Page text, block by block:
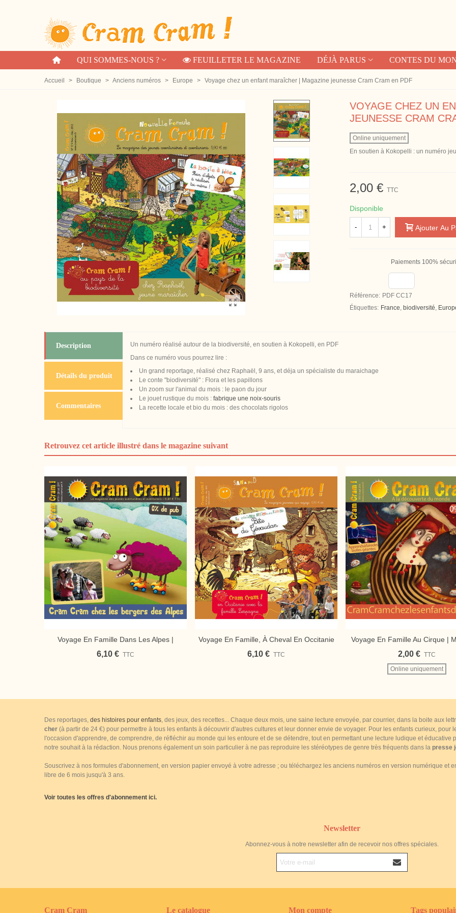
QUI SOMMES-NOUS ? FEUILLETER LE MAGAZINE DÉJÀ PARUS CONTES DU
Accueil > Boutique > Anciens numéros > Europe > Voyage chez un enfant maraîcher | Magazine jeunesse Cram Cram en PDF
VOYAGE CHEZ UN
JEUNESSE CRAM
Online uniquement
En soutien à Kokopelli : un numéro
2,00 € TTC
Disponible
- + Ajouter Au
Paiements 100%
Référence: PDF CC17
Étiquettes: France, biodiversité,
Description
Détails du produit
Commentaires
Un numéro réalisé autour de la biodiversité, en soutien à Kokopelli, en PDF
Dans ce numéro vous pourrez lire :
Un grand reportage, réalisé chez Raphaël, 9 ans, et déja un spécialiste du maraichage
Le conte "biodiversité" : Flora et les papillons
Un zoom sur l'animal du mois : le paon du jour
Le jouet rustique du mois : fabrique une noix-souris
La recette locale et bio du mois : des chocolats rigolos
Retrouvez cet article illustré dans le magazine suivant
Ajouter Au Panier
Voyage En Famille Dans Les Alpes |
Magazine Jeunesse Cram Cram
6,10 € TTC
Ajouter Au Panier
Voyage En Famille, À Cheval En Occitanie
| Magazine Jeunesse Cram Cram
6,10 € TTC
Ajouter Au Panier
Voyage En Famille Au Cirque |
Jeunesse Cram Cram En
2,00 € TTC
Online uniquement
Des reportages, des histoires pour enfants, des jeux, des recettes... Chaque deux mois, une saine lecture envoyée, par courrier, dans la boite aux
cher (à partir de 24 €) pour permettre à tous les enfants à découvrir d'autres cultures et leur donner envie de voyager. Pour les enfants curieux,
l'occasion d'apprendre, de comprendre, de réfléchir au monde qui les entoure et de se détendre, tout en permettant une lecture ludique et
notre souhait à la rédaction. Nous prenons également un soin particulier à ne pas reproduire les stéréotypes de genre très fréquents dans la presse
Souscrivez à nos formules d'abonnement, en version papier envoyé à votre adresse ; ou téléchargez les anciens numéros en version numérique et
libre de 6 mois jusqu'à 3 ans.
Voir toutes les offres d'abonnement ici.
Newsletter
Abonnez-vous à notre newsletter afin de recevoir nos offres spéciales.
Cram Cram Le catalogue Mon compte Tags